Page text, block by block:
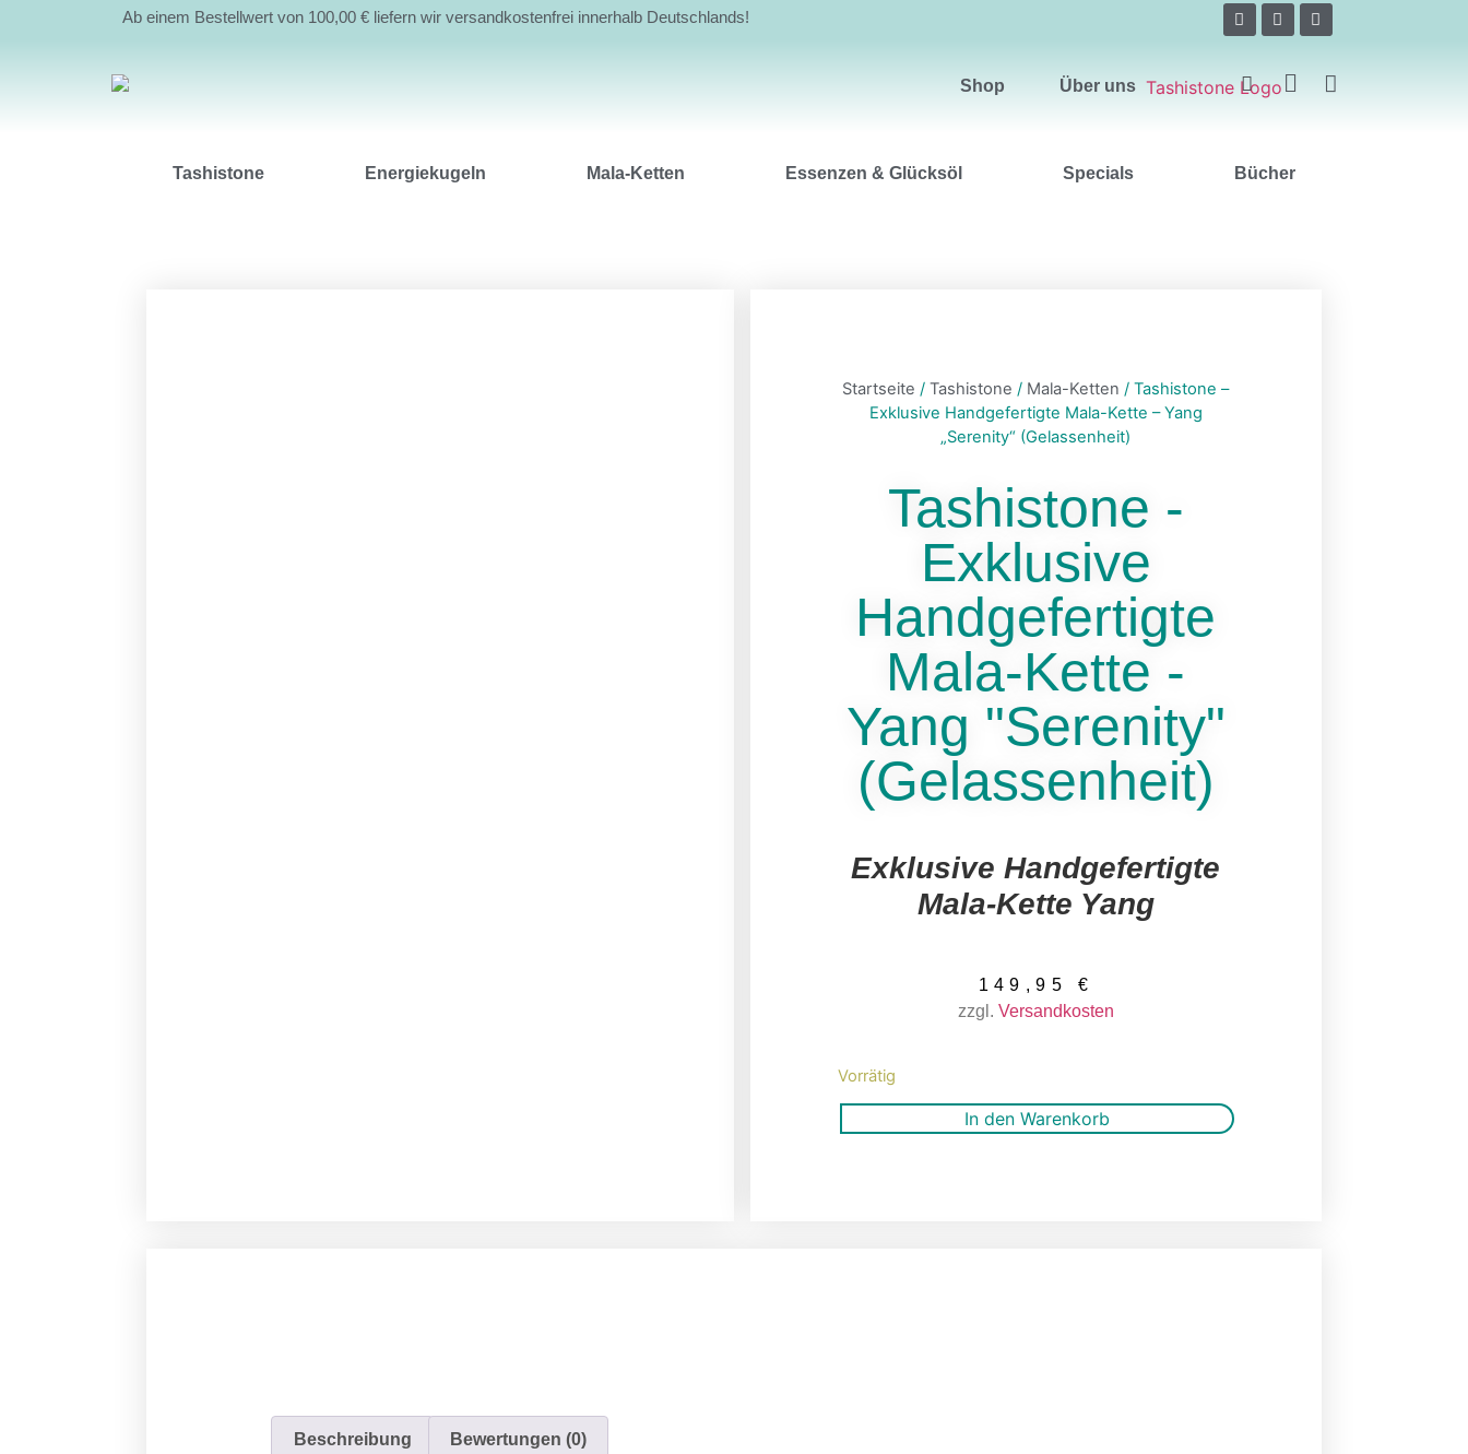
Ab einem Bestellwert von 100,00 € liefern wir versandkostenfrei innerhalb Deutschlands!
Shop Über uns
Tashistone Energiekugeln Mala-Ketten Essenzen & Glücksöl Specials Bücher
Startseite /Tashistone / Mala-Ketten / Tashistone –
Exklusive Handgefertigte Mala-Kette – Yang
„Serenity“ (Gelassenheit)
Tashistone -
Exklusive
Handgefertigte
Mala-Kette -
Yang "Serenity"
(Gelassenheit)
Exklusive Handgefertigte
Mala-Kette Yang
149,95 €
zzgl. Versandkosten
Vorrätig
In den Warenkorb
Beschreibung Bewertungen (0)